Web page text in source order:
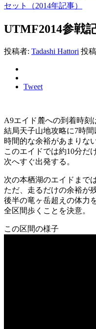
セット（2014年記事）
UTMF2014参戦
投稿者: Tadashi Hattori 投
Tweet
A9エイド麓への到着時刻
結局天子山地攻略に7時間
時間的な余裕があまりな
このエイドでは約10分だ
次へすぐ出発する。
次の本栖湖のエイドまで
ただ、走るだけの余裕が
後半の竜ヶ岳超えの体力
全区間歩くことを決意。
この区間の様子